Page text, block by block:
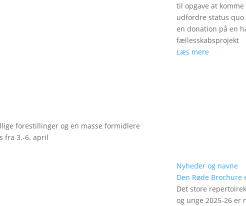
forestillinger og en masse formidlere
fra 3.-6. april
til opgave at
udfordre status
en donation på en
fællesskabsprojekt
Læs mere
Nyheder og navne
Den Røde
Det store
og unge 2025-26 er